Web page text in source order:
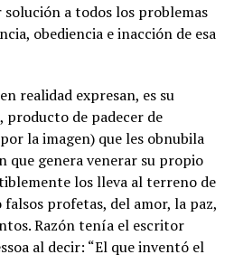
a todos los problemas
obediencia e inacción de esa
realidad expresan, es su
de padecer de
la imagen) que les obnubila
que genera venerar su propio
los lleva al terreno de
profetas, del amor, la paz,
Razón tenía el escritor
al decir: “El que inventó el